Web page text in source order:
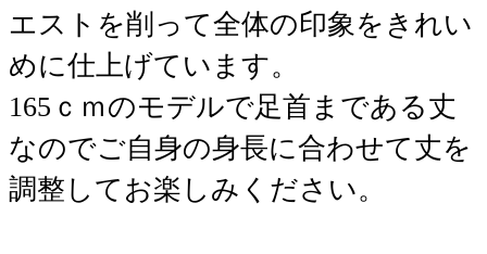
エストを削って全体の印象をきれい
めに仕上げています。
165ｃｍのモデルで足首まである丈
なのでご自身の身長に合わせて丈を
調整してお楽しみください。